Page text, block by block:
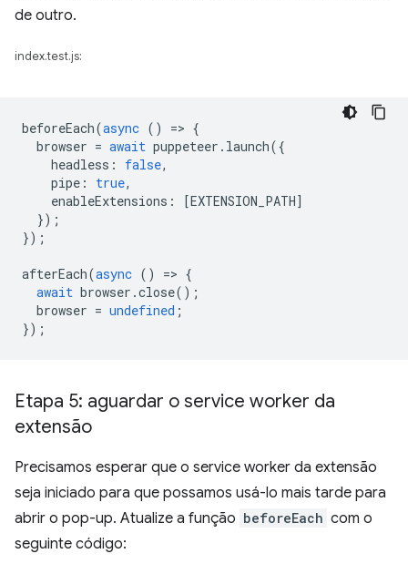
de outro.
index.test.js:
beforeEach(async () => {
browser = await puppeteer . launch({
headless : false,
pipe : true,
enableExtensions : [EXTENSION_PATH]
});
});
afterEach(async () => {
await browser .close();
browser = undefined ;
});
Etapa 5: aguardar o service worker da
extensão
Precisamos esperar que o service worker da extensão
seja iniciado para que possamos usá-lo mais tarde para
abrir o pop-up. Atualize a função beforeEach com o
seguinte código: